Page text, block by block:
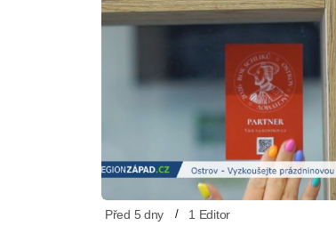
Před 5 dny 1 Editor